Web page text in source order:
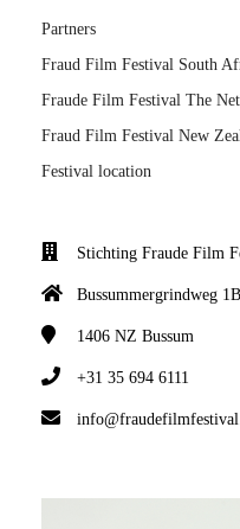
Partners
Fraud Film Festival South
Fraude Film Festival The
Fraud Film Festival New
Festival location
Stichting Fraude Film
Bussummergrindweg 1B
1406 NZ Bussum
+31 35 694 6111